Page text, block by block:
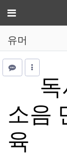
메뉴
유머
소음
육